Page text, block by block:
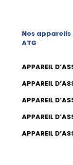
Nos appareils
ATG
APPAREIL
APPAREIL
APPAREIL
APPAREIL
APPAREIL